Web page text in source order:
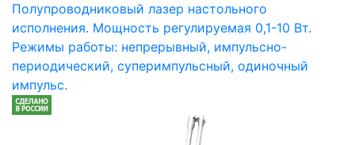
Полупроводниковый лазер настольного
исполнения. Мощность регулируемая 0,1-10 Вт.
Режимы работы: непрерывный, импульсно-
периодический, суперимпульсный, одиночный
импульс.